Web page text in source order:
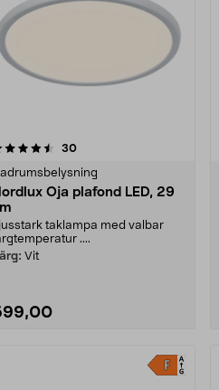
30recensioner
Oja plafond LED, 29
taklampa med valbar
....
Vit
4.5 av 5 stjärnor